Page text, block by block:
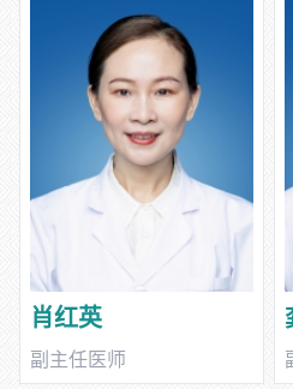
肖红英
副主任医师